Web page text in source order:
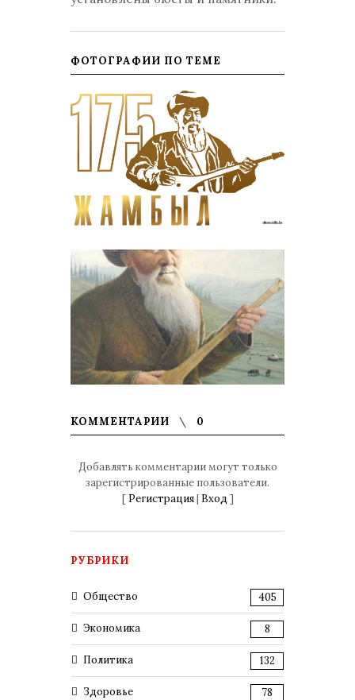
ФОТОГРАФИИ ПО ТЕМЕ
КОММЕНТАРИИ 0
Добавлять комментарии могут только
зарегистрированные пользователи.
[ Регистрация| Вход ]
РУБРИКИ
Общество 405
Экономика 8
Политика 132
Здоровье 78